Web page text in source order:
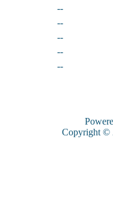
--
--
--
--
--
Copyright ©